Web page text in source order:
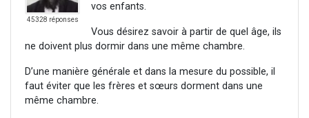
45328 réponses
vos enfants.
Vous désirez savoir à partir de quel âge, ils
ne doivent plus dormir dans une même chambre.
D’une manière générale et dans la mesure du possible, il
faut éviter que les frères et sœurs dorment dans une
même chambre.